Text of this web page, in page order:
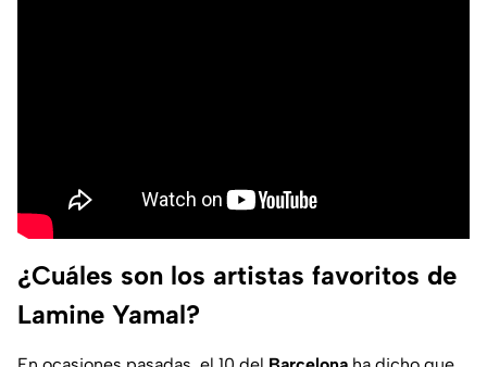
¿Cuáles son los artistas favoritos de
Lamine Yamal?